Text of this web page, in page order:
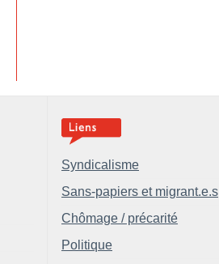
Syndicalisme
Sans-papiers et migrant.e.s
Chômage / précarité
Politique